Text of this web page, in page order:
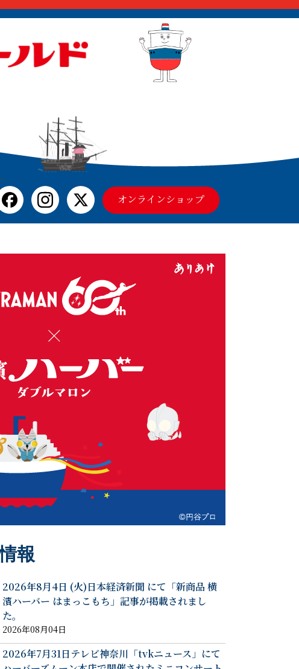
オンラインショップ
報
2026年8月4日 (火)日本経済新聞 にて「新商品 横
濱ハーバー はまっこもち」記事が掲載されまし
た。
2026年08月04日
2026年7月31日テレビ神奈川「tvkニュース」にて